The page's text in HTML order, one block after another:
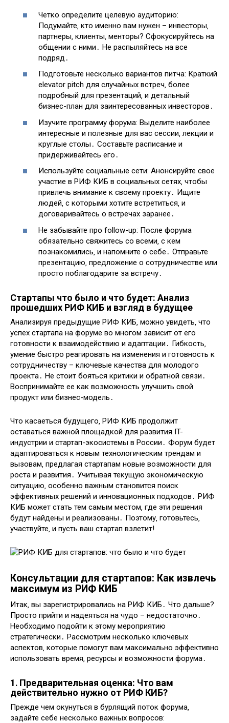
Четко определите целевую аудиторию:
Подумайте‚ кто именно вам нужен – инвесторы‚
партнеры‚ клиенты‚ менторы? Сфокусируйтесь на
общении с ними․ Не распыляйтесь на все
подряд․
Подготовьте несколько вариантов питча: Краткий
elevator pitch для случайных встреч‚ более
подробный для презентаций‚ и детальный
бизнес-план для заинтересованных инвесторов․
Изучите программу форума: Выделите наиболее
интересные и полезные для вас сессии‚ лекции и
круглые столы․ Составьте расписание и
придерживайтесь его․
Используйте социальные сети: Анонсируйте свое
участие в РИФ КИБ в социальных сетях‚ чтобы
привлечь внимание к своему проекту․ Ищите
людей‚ с которыми хотите встретиться‚ и
договаривайтесь о встречах заранее․
Не забывайте про follow-up: После форума
обязательно свяжитесь со всеми‚ с кем
познакомились‚ и напомните о себе․ Отправьте
презентацию‚ предложение о сотрудничестве или
просто поблагодарите за встречу․
Стартапы что было и что будет: Анализ
прошедших РИФ КИБ и взгляд в будущее
Анализируя предыдущие РИФ КИБ‚ можно увидеть‚ что
успех стартапа на форуме во многом зависит от его
готовности к взаимодействию и адаптации․ Гибкость‚
умение быстро реагировать на изменения и готовность к
сотрудничеству – ключевые качества для молодого
проекта․ Не стоит бояться критики и обратной связи․
Воспринимайте ее как возможность улучшить свой
продукт или бизнес-модель․
Что касаеться будущего‚ РИФ КИБ продолжит
оставаться важной площадкой для развития IT-
индустрии и стартап-экосистемы в России․ Форум будет
адаптироваться к новым технологическим трендам и
вызовам‚ предлагая стартапам новые возможности для
роста и развития․ Учитывая текущую экономическую
ситуацию‚ особенно важным становится поиск
эффективных решений и инновационных подходов․ РИФ
КИБ может стать тем самым местом‚ где эти решения
будут найдены и реализованы․ Поэтому‚ готовьтесь‚
участвуйте‚ и пусть ваш стартап взлетит!
Консультации для стартапов: Как извлечь
максимум из РИФ КИБ
Итак‚ вы зарегистрировались на РИФ КИБ․ Что дальше?
Просто прийти и надеяться на чудо – недостаточно․
Необходимо подойти к этому мероприятию
стратегически․ Рассмотрим несколько ключевых
аспектов‚ которые помогут вам максимально эффективно
использовать время‚ ресурсы и возможности форума․
1․ Предварительная оценка: Что вам
действительно нужно от РИФ КИБ?
Прежде чем окунуться в бурлящий поток форума‚
задайте себе несколько важных вопросов: